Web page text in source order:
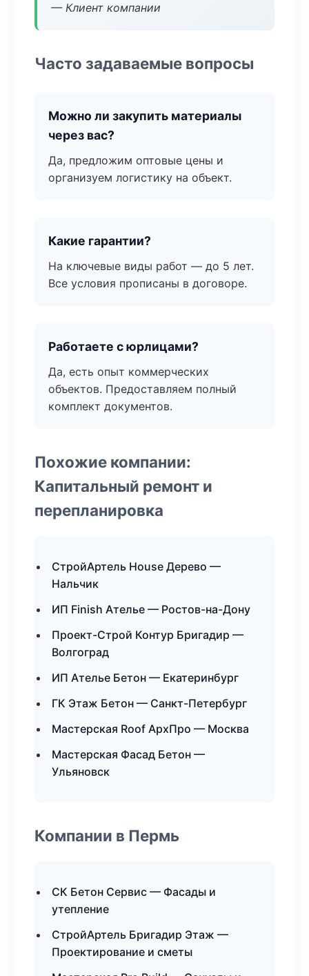
— Клиент компании
Часто задаваемые вопросы
Можно ли закупить материалы
через вас?
Да, предложим оптовые цены и
организуем логистику на объект.
Какие гарантии?
На ключевые виды работ — до 5 лет.
Все условия прописаны в договоре.
Работаете с юрлицами?
Да, есть опыт коммерческих
объектов. Предоставляем полный
комплект документов.
Похожие компании:
Капитальный ремонт и
перепланировка
СтройАртель House Дерево —
Нальчик
ИП Finish Ателье — Ростов-на-Дону
Проект-Строй Контур Бригадир —
Волгоград
ИП Ателье Бетон — Екатеринбург
ГК Этаж Бетон — Санкт-Петербург
Мастерская Roof АрхПро — Москва
Мастерская Фасад Бетон —
Ульяновск
Компании в Пермь
СК Бетон Сервис — Фасады и
утепление
СтройАртель Бригадир Этаж —
Проектирование и сметы